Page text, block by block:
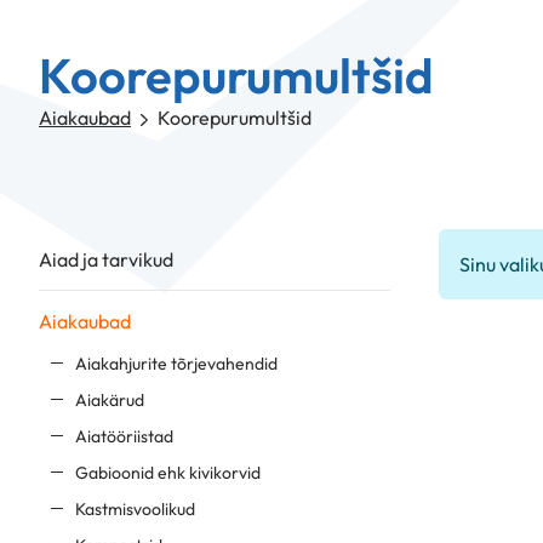
Koorepurumultšid
Aiakaubad Koorepurumultšid
Aiad ja tarvikud
Aiakaubad
Aiakahjurite tõrjevahendid
Aiakärud
Aiatööriistad
Gabioonid ehk kivikorvid
Kastmisvoolikud
Sinu